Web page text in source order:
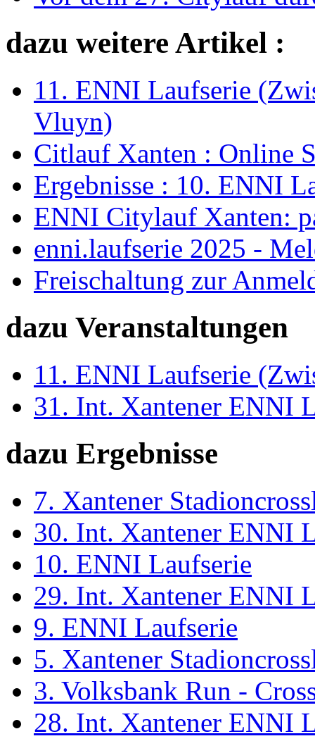
dazu weitere Artikel :
11. ENNI Laufserie
Vluyn)
Citlauf Xanten : Online
Ergebnisse : 10. ENNI
ENNI Citylauf Xanten:
enni.laufserie 2025 -
Freischaltung zur
dazu Veranstaltungen
11. ENNI Laufserie
31. Int. Xantener ENNI
dazu Ergebnisse
7. Xantener
30. Int. Xantener ENNI
10. ENNI Laufserie
29. Int. Xantener ENNI
9. ENNI Laufserie
5. Xantener
3. Volksbank Run -
28. Int. Xantener ENNI